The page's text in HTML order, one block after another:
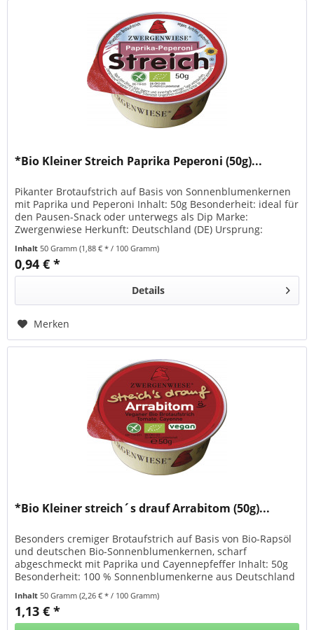
*Bio Kleiner Streich Paprika Peperoni (50g)...
Pikanter Brotaufstrich auf Basis von Sonnenblumenkernen
mit Paprika und Peperoni Inhalt: 50g Besonderheit: ideal für
den Pausen-Snack oder unterwegs als Dip Marke:
Zwergenwiese Herkunft: Deutschland (DE) Ursprung:
Inhalt50 Gramm(1,88 € * / 100 Gramm)
0,94 € *
Details
Merken
*Bio Kleiner streich´s drauf Arrabitom (50g)...
Besonders cremiger Brotaufstrich auf Basis von Bio-Rapsöl
und deutschen Bio-Sonnenblumenkernen, scharf
abgeschmeckt mit Paprika und Cayennepfeffer Inhalt: 50g
Besonderheit: 100 % Sonnenblumenkerne aus Deutschland
Inhalt50 Gramm(2,26 € * / 100 Gramm)
1,13 € *